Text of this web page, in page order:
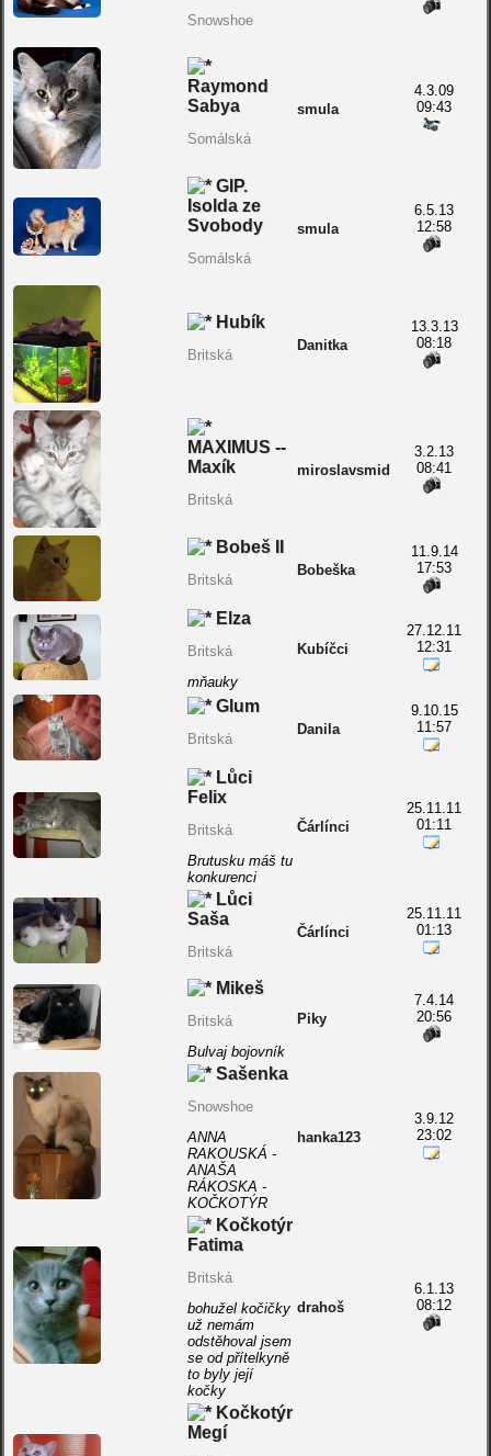
Snowshoe
Raymond
Sabya
Somálská
smula
4.3.09
09:43
GIP.
Isolda ze
Svobody
Somálská
smula
6.5.13
12:58
Hubík
Britská
Danitka
13.3.13
08:18
MAXIMUS --
Maxík
Britská
miroslavsmid
3.2.13
08:41
Bobeš II
Britská
Bobeška
11.9.14
17:53
Elza
Britská
mňauky
Kubíčci
27.12.11
12:31
Glum
Britská
Danila
9.10.15
11:57
Lůci
Felix
Britská
Brutusku máš tu
konkurenci
Čárlínci
25.11.11
01:11
Lůci
Saša
Britská
Čárlínci
25.11.11
01:13
Mikeš
Britská
Bulvaj bojovník
Piky
7.4.14
20:56
Sašenka
Snowshoe
ANNA
RAKOUSKÁ -
ANAŠA
RÁKOSKA -
KOČKOTÝR
hanka123
3.9.12
23:02
Kočkotýr
Fatima
Britská
bohužel kočičky
už nemám
odstěhoval jsem
se od přítelkyně
to byly její
kočky
drahoš
6.1.13
08:12
Kočkotýr
Megí